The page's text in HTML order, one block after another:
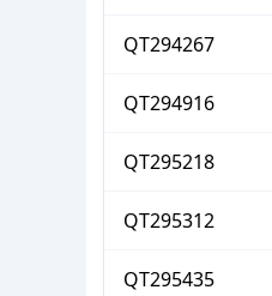
QT294267
QT294916
QT295218
QT295312
QT295435